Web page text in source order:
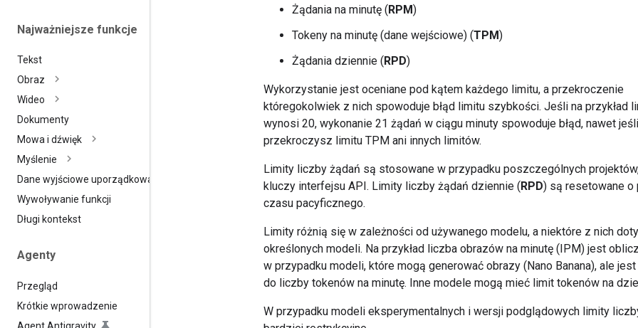
Najważniejsze funkcje
Tekst
Obraz
Wideo
Dokumenty
Mowa i dźwięk
Myślenie
Dane wyjściowe uporządkowane
Wywoływanie funkcji
Długi kontekst
Agenty
Przegląd
Krótkie wprowadzenie
Agent Antigravity
Żądania na minutę (RPM)
Tokeny na minutę (dane wejściowe) (TPM)
Żądania dziennie (RPD)
Wykorzystanie jest oceniane pod kątem każdego limitu, a przekroczenie
któregokolwiek z nich spowoduje błąd limitu szybkości. Jeśli na przykład
wynosi 20, wykonanie 21 żądań w ciągu minuty spowoduje błąd, nawet
przekroczysz limitu TPM ani innych limitów.
Limity liczby żądań są stosowane w przypadku poszczególnych
kluczy interfejsu API. Limity liczby żądań dziennie (RPD) są resetowane o
czasu pacyficznego.
Limity różnią się w zależności od używanego modelu, a niektóre z nich
określonych modeli. Na przykład liczba obrazów na minutę (IPM) jest
w przypadku modeli, które mogą generować obrazy (Nano Banana), ale
do liczby tokenów na minutę. Inne modele mogą mieć limit tokenów na
W przypadku modeli eksperymentalnych i wersji podglądowych limity